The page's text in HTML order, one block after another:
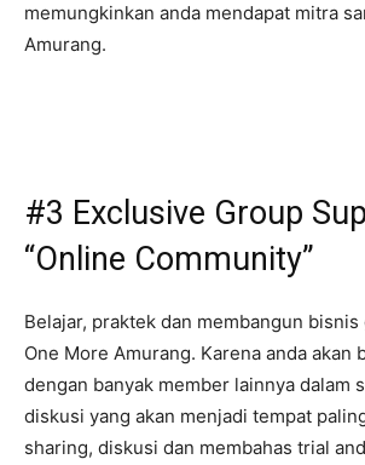
memungkinkan anda mendapat mitra
Amurang.
#3 Exclusive Group
“Online Community”
Belajar, praktek dan membangun
One More Amurang. Karena anda akan
dengan banyak member lainnya dalam
diskusi yang akan menjadi tempat
sharing, diskusi dan membahas trial